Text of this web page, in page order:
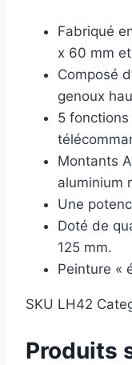
Fabriqué
x 60 mm
Composé
genoux
5
Montants
aluminium
Une
Doté de
125 mm.
Peinture «
SKU LH42
Produits